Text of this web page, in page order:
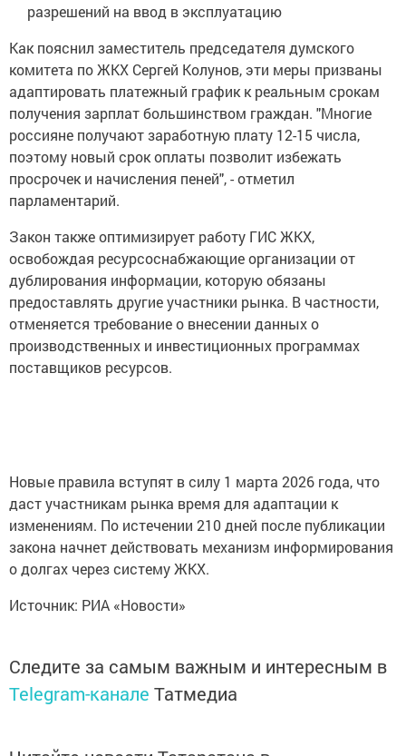
разрешений на ввод в эксплуатацию
Как пояснил заместитель председателя думского
комитета по ЖКХ Сергей Колунов, эти меры призваны
адаптировать платежный график к реальным срокам
получения зарплат большинством граждан. "Многие
россияне получают заработную плату 12-15 числа,
поэтому новый срок оплаты позволит избежать
просрочек и начисления пеней", - отметил
парламентарий.
Закон также оптимизирует работу ГИС ЖКХ,
освобождая ресурсоснабжающие организации от
дублирования информации, которую обязаны
предоставлять другие участники рынка. В частности,
отменяется требование о внесении данных о
производственных и инвестиционных программах
поставщиков ресурсов.
Новые правила вступят в силу 1 марта 2026 года, что
даст участникам рынка время для адаптации к
изменениям. По истечении 210 дней после публикации
закона начнет действовать механизм информирования
о долгах через систему ЖКХ.
Источник: РИА «Новости»
Следите за самым важным и интересным в
Telegram-канале Татмедиа